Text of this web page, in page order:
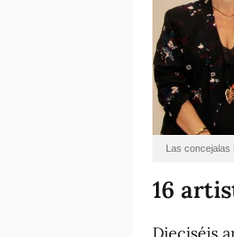
Las concejalas
16
Dieciséis